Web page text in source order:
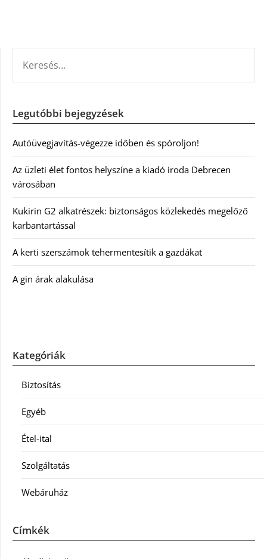
Legutóbbi bejegyzések
Autóüvegjavítás-végezze időben és spóroljon!
Az üzleti élet fontos helyszíne a kiadó iroda Debrecen
városában
Kukirin G2 alkatrészek: biztonságos közlekedés megelőző
karbantartással
A kerti szerszámok tehermentesítik a gazdákat
A gin árak alakulása
Kategóriák
Biztosítás
Egyéb
Étel-ital
Szolgáltatás
Webáruház
Címkék